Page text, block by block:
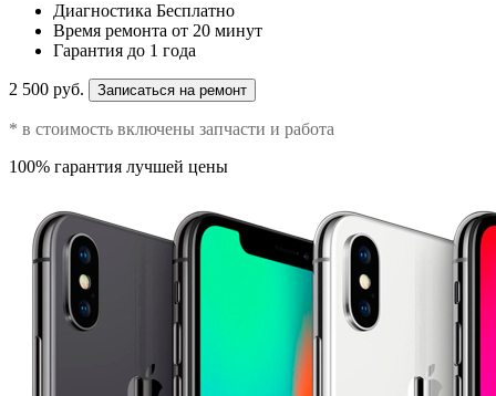
Диагностика Бесплатно
Время ремонта от 20 минут
Гарантия до 1 года
2 500 руб. Записаться на ремонт
* в стоимость включены запчасти и работа
100% гарантия лучшей цены